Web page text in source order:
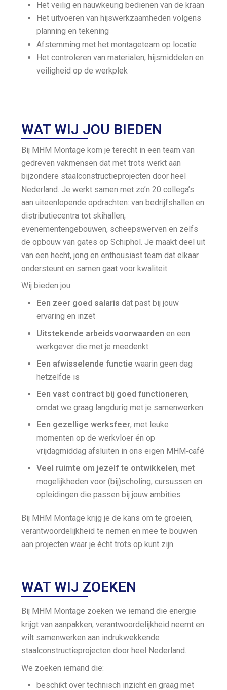
Het veilig en nauwkeurig bedienen van de kraan
Het uitvoeren van hijswerkzaamheden volgens
planning en tekening
Afstemming met het montageteam op locatie
Het controleren van materialen, hijsmiddelen en
veiligheid op de werkplek
WAT WIJ JOU BIEDEN
Bij MHM Montage kom je terecht in een team van
gedreven vakmensen dat met trots werkt aan
bijzondere staalconstructieprojecten door heel
Nederland. Je werkt samen met zo’n 20 collega’s
aan uiteenlopende opdrachten: van bedrijfshallen en
distributiecentra tot skihallen,
evenementengebouwen, scheepswerven en zelfs
de opbouw van gates op Schiphol. Je maakt deel uit
van een hecht, jong en enthousiast team dat elkaar
ondersteunt en samen gaat voor kwaliteit.
Wij bieden jou:
Een zeer goed salaris dat past bij jouw
ervaring en inzet
Uitstekende arbeidsvoorwaarden en een
werkgever die met je meedenkt
Een afwisselende functie waarin geen dag
hetzelfde is
Een vast contract bij goed functioneren,
omdat we graag langdurig met je samenwerken
Een gezellige werksfeer, met leuke
momenten op de werkvloer én op
vrijdagmiddag afsluiten in ons eigen MHM‑café
Veel ruimte om jezelf te ontwikkelen, met
mogelijkheden voor (bij)scholing, cursussen en
opleidingen die passen bij jouw ambities
Bij MHM Montage krijg je de kans om te groeien,
verantwoordelijkheid te nemen en mee te bouwen
aan projecten waar je écht trots op kunt zijn.
WAT WIJ ZOEKEN
Bij MHM Montage zoeken we iemand die energie
krijgt van aanpakken, verantwoordelijkheid neemt en
wilt samenwerken aan indrukwekkende
staalconstructieprojecten door heel Nederland.
We zoeken iemand die:
beschikt over technisch inzicht en graag met